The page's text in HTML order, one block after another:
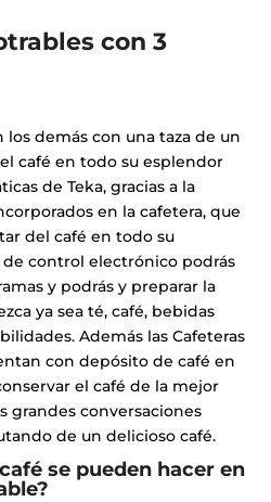
con 3
demás con una taza de un
café en todo su esplendor
de Teka, gracias a la
en la cafetera, que
del café en todo su
control electrónico podrás
y podrás y preparar la
ya sea té, café, bebidas
Además las Cafeteras
con depósito de café en
el café de la mejor
grandes conversaciones
de un delicioso café.
se pueden hacer en